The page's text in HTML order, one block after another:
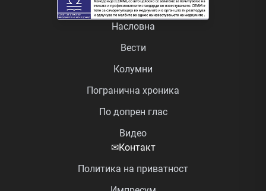
Насловна
Вести
Колумни
Погранична хроника
По допрен глас
Видео
✉Контакт
Политика на приватност